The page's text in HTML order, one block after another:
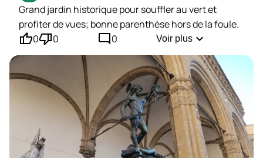
Grand jardin historique pour souffler au vert et
profiter de vues; bonne parenthèse hors de la foule.
thumb_up'0thumb_down'0 mode_comment0 Voir plus expand_more